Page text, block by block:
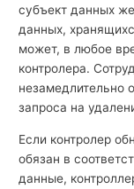
субъект данных
данных,
может, в любое
контролера.
незамедлительно
запроса на
Если контролер
обязан в
данные,